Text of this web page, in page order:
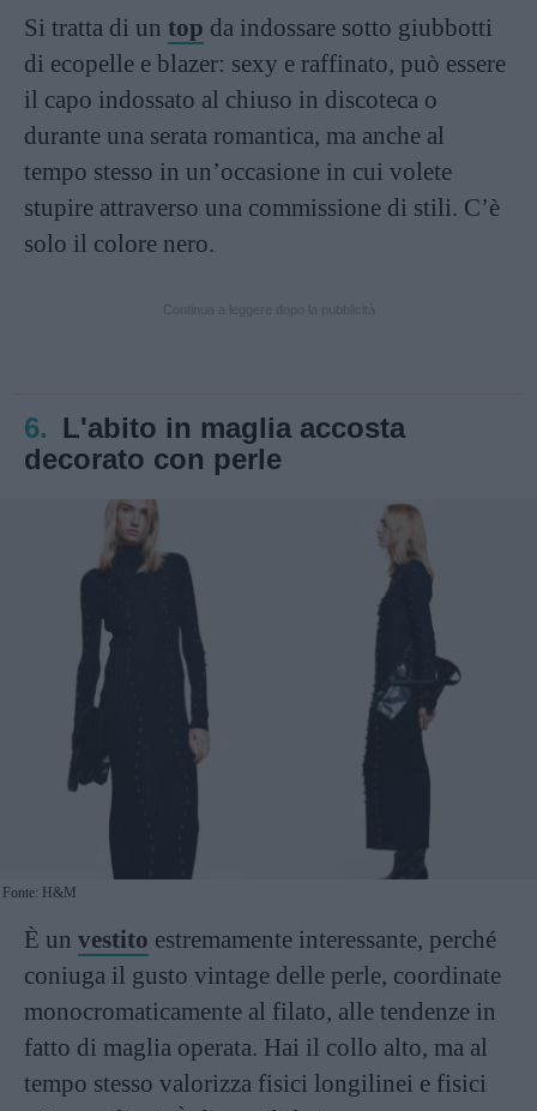
Si tratta di un top da indossare sotto giubbotti
di ecopelle e blazer: sexy e raffinato, può essere
il capo indossato al chiuso in discoteca o
durante una serata romantica, ma anche al
tempo stesso in un’occasione in cui volete
stupire attraverso una commissione di stili. C’è
solo il colore nero.
6. L'abito in maglia accosta
decorato con perle
Fonte: H&M
È un vestito estremamente interessante, perché
coniuga il gusto vintage delle perle, coordinate
monocromaticamente al filato, alle tendenze in
fatto di maglia operata. Hai il collo alto, ma al
tempo stesso valorizza fisici longilinei e fisici